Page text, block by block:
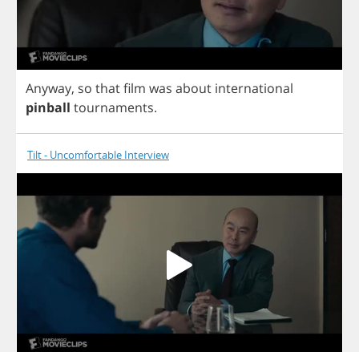
Anyway, so thatfilm was about international
pinball tournaments.
Tilt - Uncomfortable Interview